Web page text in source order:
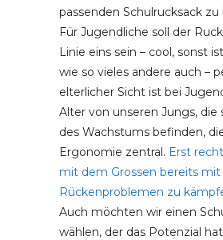
passenden Schulrucksack
Für Jugendliche soll der
Linie eins sein – cool, sonst
wie so vieles andere auch –
elterlicher Sicht ist bei
Alter von unseren Jungs, die
des Wachstums befinden,
Ergonomie zentral. Erst
mit dem Grossen bereits mit
Rückenproblemen zu
Auch möchten wir einen
wählen, der das Potenzial